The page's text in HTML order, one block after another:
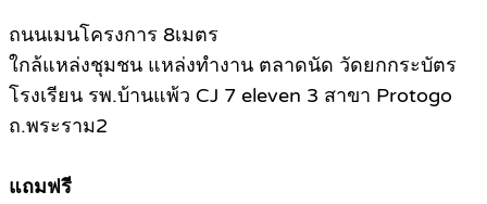
ถนนเมนโครงการ 8เมตร
ใกล้แหล่งชุมชน แหล่งทำงาน ตลาดนัด วัดยกกระบัตร
โรงเรียน รพ.บ้านแพ้ว CJ 7 eleven 3 สาขา Protogo
ถ.พระราม2
แถมฟรี